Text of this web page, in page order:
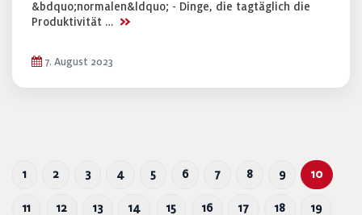
&bdquo;normalen&ldquo; - Dinge, die tagtäglich die
Produktivität … >>
7. August 2023
1 2 3 4 5 6 7 8 9 10
11 12 13 14 15 16 17 18 19